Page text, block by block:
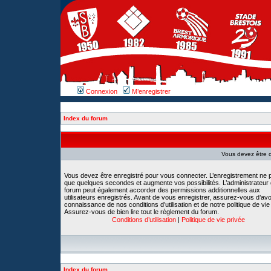
Connexion M’enregistrer
Index du forum
Vous devez être
Vous devez être enregistré pour vous connecter. L’enregistrement ne
que quelques secondes et augmente vos possibilités. L’administrateur
forum peut également accorder des permissions additionnelles aux
utilisateurs enregistrés. Avant de vous enregistrer, assurez-vous
connaissance de nos conditions d’utilisation et de notre politique de
Assurez-vous de bien lire tout le règlement du forum.
Conditions d’utilisation | Politique de vie privée
Index du forum